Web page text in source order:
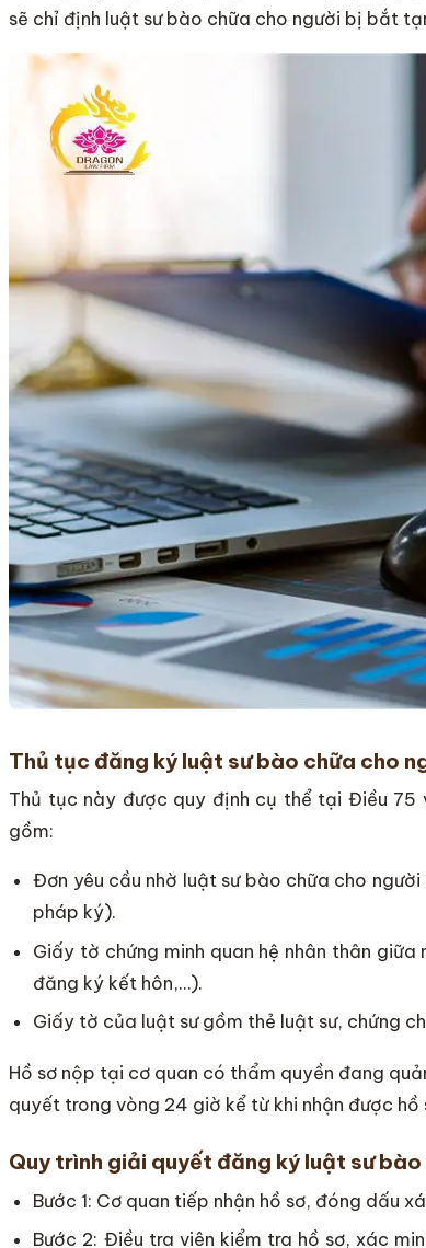
sẽ chỉ định luật sư bào chữa cho người bị bắt
Thủ tục đăng ký luật sư bào chữa cho
Thủ tục này được quy định cụ thể tại Điều 75
gồm:
Đơn yêu cầu nhờ luật sư bào chữa cho
pháp ký).
Giấy tờ chứng minh quan hệ nhân thân
đăng ký kết hôn,…).
Giấy tờ của luật sư gồm thẻ luật sư, chứng
Hồ sơ nộp tại cơ quan có thẩm quyền đang
quyết trong vòng 24 giờ kể từ khi nhận được hồ
Quy trình giải quyết đăng ký luật sư bào
Bước 1: Cơ quan tiếp nhận hồ sơ, đóng dấu
Bước 2: Điều tra viên kiểm tra hồ sơ, xác